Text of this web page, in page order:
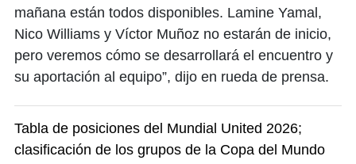
mañana están todos disponibles. Lamine Yamal,
Nico Williams y Víctor Muñoz no estarán de inicio,
pero veremos cómo se desarrollará el encuentro y
su aportación al equipo”, dijo en rueda de prensa.
Tabla de posiciones del Mundial United 2026;
clasificación de los grupos de la Copa del Mundo